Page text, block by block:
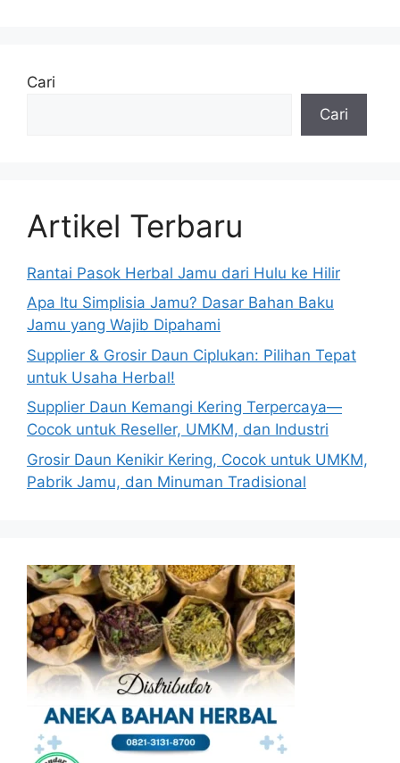
Cari
Cari
Artikel Terbaru
Rantai Pasok Herbal Jamu dari Hulu ke Hilir
Apa Itu Simplisia Jamu? Dasar Bahan Baku
Jamu yang Wajib Dipahami
Supplier & Grosir Daun Ciplukan: Pilihan Tepat
untuk Usaha Herbal!
Supplier Daun Kemangi Kering Terpercaya—
Cocok untuk Reseller, UMKM, dan Industri
Grosir Daun Kenikir Kering, Cocok untuk UMKM,
Pabrik Jamu, dan Minuman Tradisional